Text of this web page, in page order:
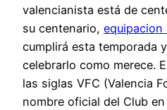
valencianista está de
su centenario, equipacion
cumplirá esta temporada
celebrarlo como merece.
las siglas VFC (Valencia
nombre oficial del Club